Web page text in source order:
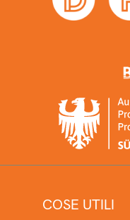
COSE UTILI